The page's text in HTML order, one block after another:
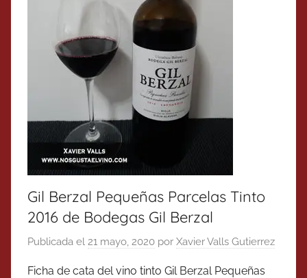
Gil Berzal Pequeñas Parcelas Tinto
2016 de Bodegas Gil Berzal
Publicada el 21 mayo, 2020 por Xavier Valls Gutierrez
Ficha de cata del vino tinto Gil Berzal Pequeñas